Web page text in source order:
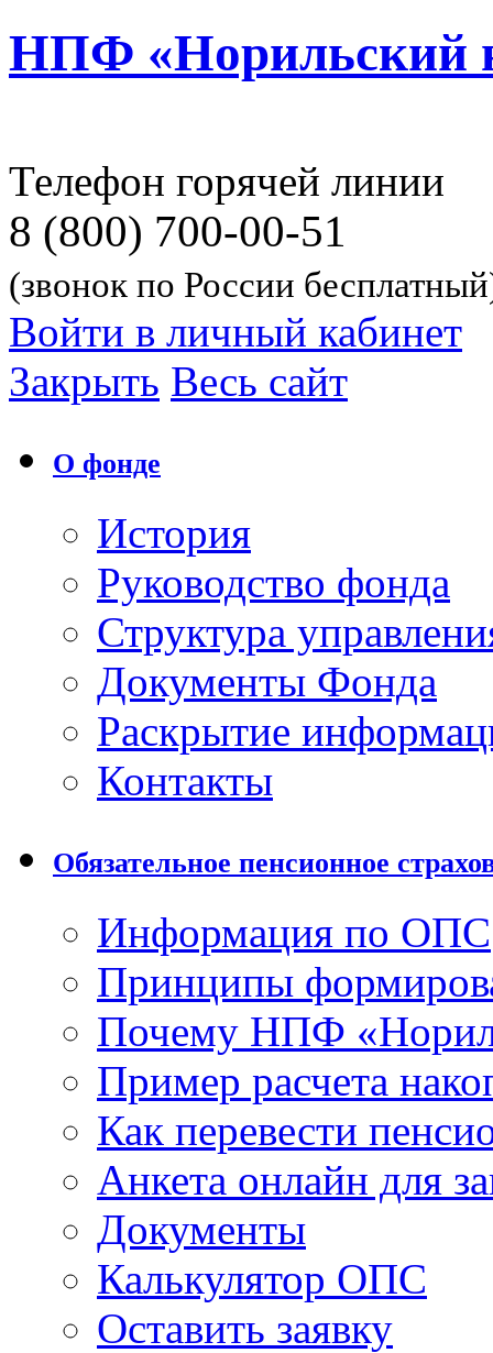
НПФ «Норильский
Телефон горячей линии
8 (800) 700-00-51
(звонок по России
Войти в личный кабинет
Закрыть Весь сайт
О фонде
История
Руководство фонда
Структура
Документы Фонда
Раскрытие
Контакты
Обязательное пенсионное
Информация по ОПС
Принципы
Почему НПФ
Пример расчета
Как перевести
Анкета онлайн для
Документы
Калькулятор ОПС
Оставить заявку